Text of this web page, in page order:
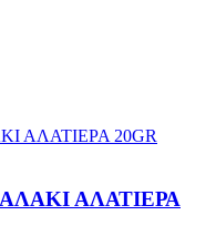
ΑΛΑΤΙΕΡΑ